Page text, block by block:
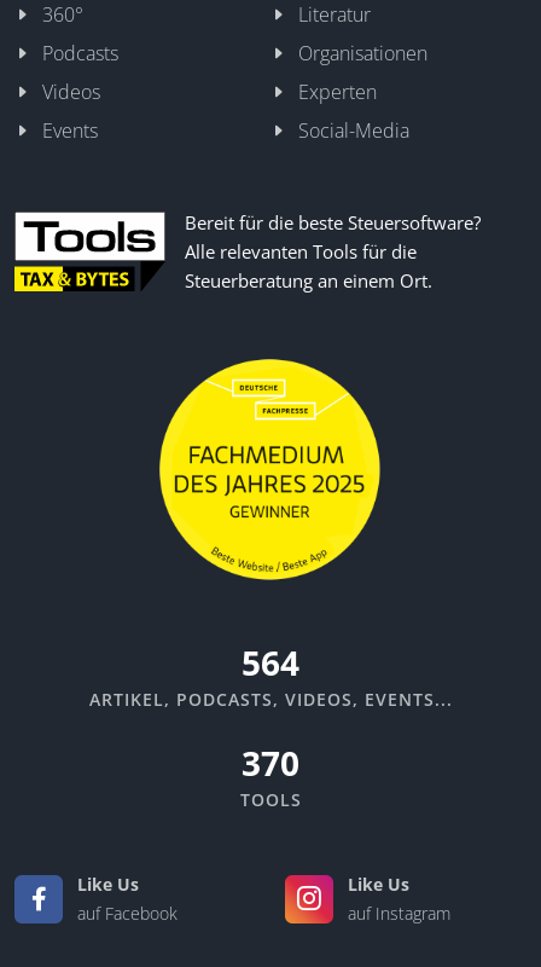
360°
Literatur
Podcasts
Organisationen
Videos
Experten
Events
Social-Media
Bereit für die beste Steuersoftware?
Alle relevanten Tools für die
Steuerberatung an einem Ort.
670
ARTIKEL, PODCASTS, VIDEOS, EVENTS...
370
TOOLS
Like Us
auf Facebook
Like Us
auf Instagram